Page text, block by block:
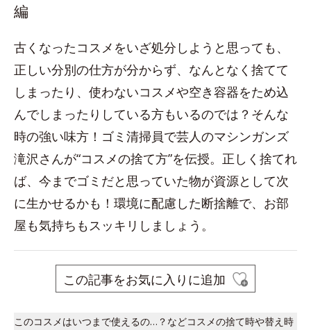
編
古くなったコスメをいざ処分しようと思っても、
正しい分別の仕方が分からず、なんとなく捨てて
しまったり、使わないコスメや空き容器をため込
んでしまったりしている方もいるのでは？そんな
時の強い味方！ゴミ清掃員で芸人のマシンガンズ
滝沢さんが“コスメの捨て方”を伝授。正しく捨てれ
ば、今までゴミだと思っていた物が資源として次
に生かせるかも！環境に配慮した断捨離で、お部
屋も気持ちもスッキリしましょう。
この記事をお気に入りに追加
このコスメはいつまで使えるの…？などコスメの捨て時や替え時